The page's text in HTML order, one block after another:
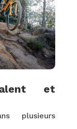
et
plusieurs